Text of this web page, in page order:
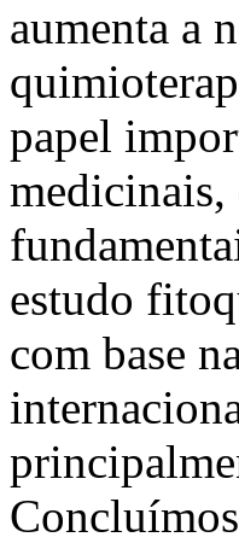
aumenta a
papel
medicinais,
estudo
com base